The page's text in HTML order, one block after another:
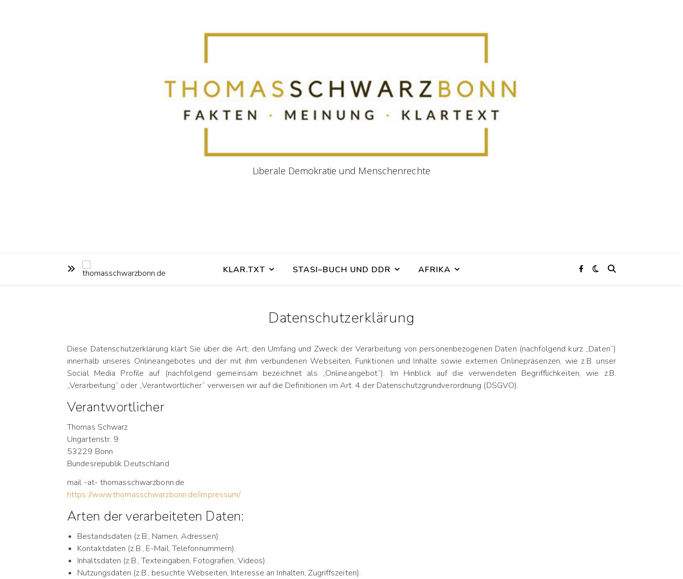
Liberale Demokratie und Menschenrechte
KLAR.TXT STASI–BUCH UND DDR AFRIKA
Datenschutzerklärung
Diese Datenschutzerklärung klärt Sie über die Art, den Umfang und Zweck der Verarbeitung von personenbezogenen Daten (nachfolgend kurz „Daten“)
innerhalb unseres Onlineangebotes und der mit ihm verbundenen Webseiten, Funktionen und Inhalte sowie externen Onlinepräsenzen, wie z.B. unser
Social Media Profile auf (nachfolgend gemeinsam bezeichnet als „Onlineangebot“). Im Hinblick auf die verwendeten Begrifflichkeiten, wie z.B.
„Verarbeitung“ oder „Verantwortlicher“ verweisen wir auf die Definitionen im Art. 4 der Datenschutzgrundverordnung (DSGVO).
Verantwortlicher
Thomas Schwarz
Ungartenstr. 9
53229 Bonn
Bundesrepublik Deutschland
mail -at- thomasschwarzbonn.de
https://www.thomasschwarzbonn.de/impressum/
Arten der verarbeiteten Daten:
Bestandsdaten (z.B., Namen, Adressen).
Kontaktdaten (z.B., E-Mail, Telefonnummern).
Inhaltsdaten (z.B., Texteingaben, Fotografien, Videos).
Nutzungsdaten (z.B., besuchte Webseiten, Interesse an Inhalten, Zugriffszeiten).